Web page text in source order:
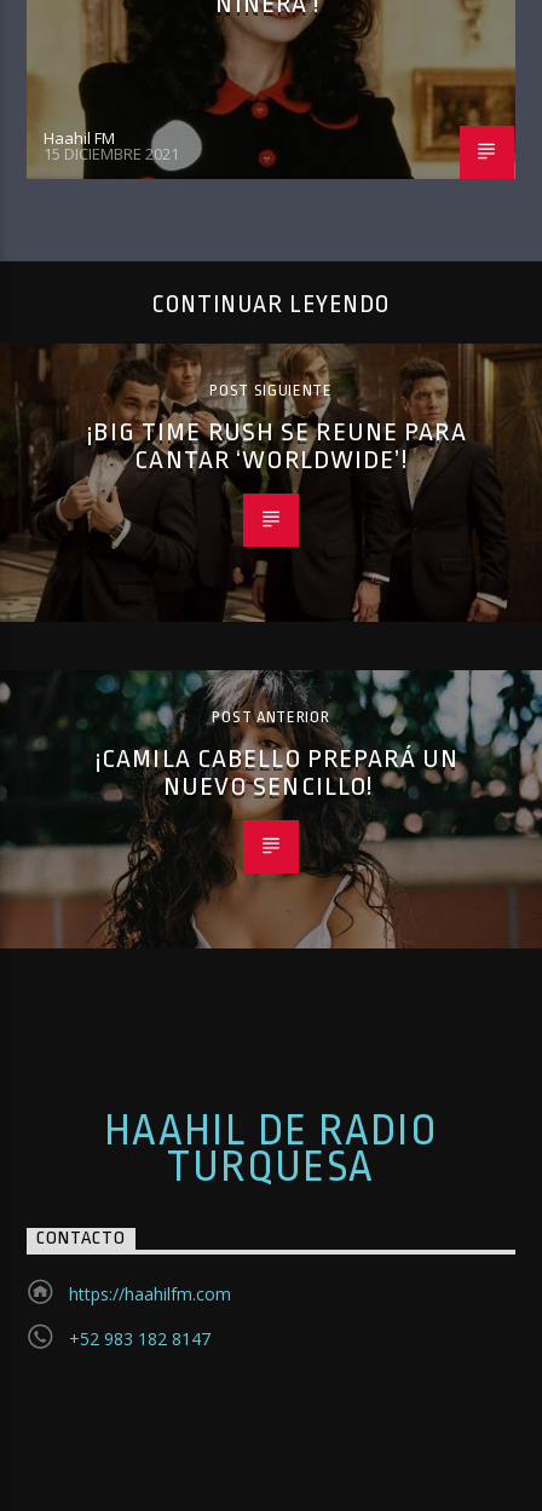
Haahil FM
15 DICIEMBRE 2021
CONTINUAR LEYENDO
POST SIGUIENTE
¡BIG TIME RUSH SE REUNE PARA
CANTAR ‘WORLDWIDE’!
POST ANTERIOR
¡CAMILA CABELLO PREPARÁ UN
NUEVO SENCILLO!
HAAHIL DE RADIO
TURQUESA
CONTACTO
https://haahilfm.com
+52 983 182 8147